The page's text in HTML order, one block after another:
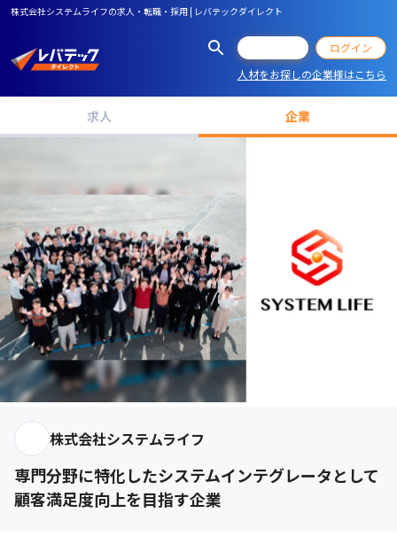
株式会社システムライフの求人・転職・採用 | レバテックダイレクト
ログイン
人材をお探しの企業様はこちら
求人 企業
株式会社システムライフ
専門分野に特化したシステムインテグレータとして
顧客満足度向上を目指す企業